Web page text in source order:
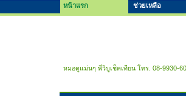
หน้าแรก ช่วยเหลือ
หมอดูแม่นๆ พี่วิบูเช็คเทียน โทร. 08-9930-